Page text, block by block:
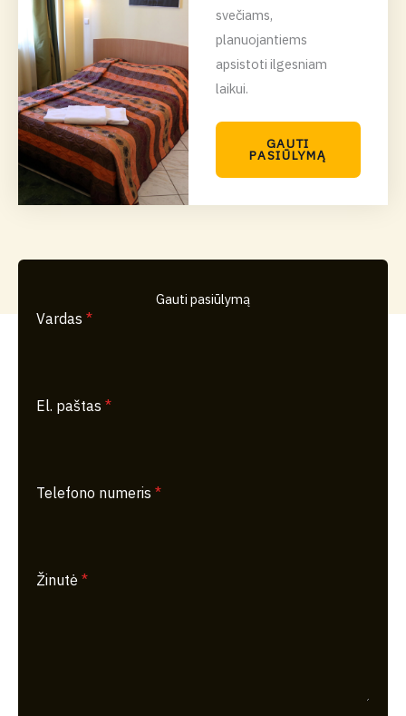
svečiams,
planuojantiems
apsistoti ilgesniam
laikui.
GAUTI
PASIŪLYMĄ
Gauti pasiūlymą
Vardas *
El. paštas *
Telefono numeris *
Žinutė *